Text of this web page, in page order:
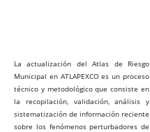
La actualización del Atlas de Riesgo
Municipal en ATLAPEXCO es un proceso
técnico y metodológico que consiste en
la recopilación, validación, análisis y
sistematización de información reciente
sobre los fenómenos perturbadores de